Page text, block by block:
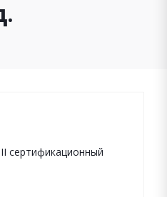
сертификационный